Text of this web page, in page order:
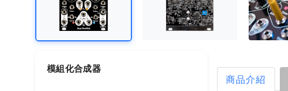
模組化合成器
商品介紹